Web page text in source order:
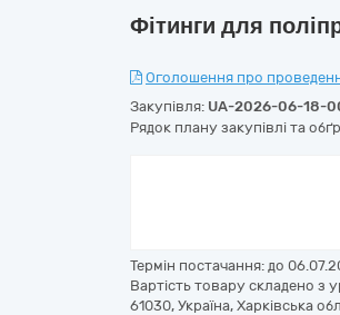
Фітинги для
Оголошення про
Закупівля: UA-2026-06-18-
Рядок плану закупівлі та
Термін постачання: до
Вартість товару складено з
61030, Україна, Харківська